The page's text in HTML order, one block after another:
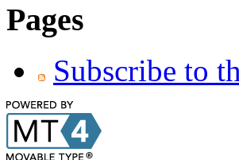
Pages
Subscribe to